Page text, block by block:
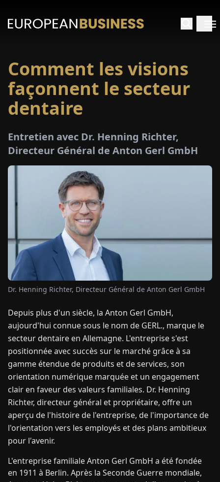
ENDEFRESITNLPLHU
CONTACTEZ-
NOUS
Comment les visions
façonnent le secteur
dentaire
Entretien avec Dr. Henning Richter,
Directeur Général de Anton Gerl GmbH
Dr. Henning Richter, Directeur Général de Anton Gerl GmbH
Depuis plus d'un siècle, la Anton Gerl GmbH,
aujourd'hui connue sous le nom de GERL., marque le
secteur dentaire en Allemagne. L'entreprise s'est
positionnée avec succès sur le marché grâce à sa
gamme étendue de produits et de services, son
orientation numérique marquée et un engagement
clair en faveur des valeurs familiales. Dr. Henning
Richter, directeur général et propriétaire, offre un
aperçu de l'histoire de l'entreprise, de l'importance de
l'orientation vers les employés et des plans ambitieux
pour l'avenir.
L'entreprise familiale Anton Gerl GmbH a été fondée
en 1911 à Berlin. Après la Seconde Guerre mondiale,